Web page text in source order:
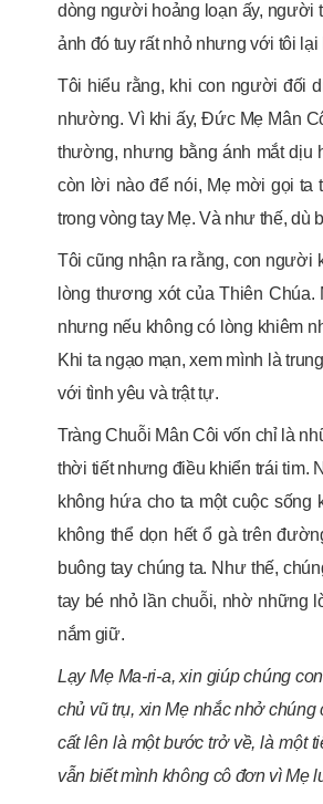
dòng người hoảng loạn ấy, người
ảnh đó tuy rất nhỏ nhưng với tôi
Tôi hiểu rằng, khi con người đối
nhường. Vì khi ấy, Đức Mẹ Mân
thường, nhưng bằng ánh mắt dịu
còn lời nào để nói, Mẹ mời gọi ta
trong vòng tay Mẹ. Và như thế, dù
Tôi cũng nhận ra rằng, con người
lòng thương xót của Thiên
nhưng nếu không có lòng khiêm
Khi ta ngạo mạn, xem mình là
với tình yêu và trật tự.
Tràng Chuỗi Mân Côi vốn chỉ là
thời tiết nhưng điều khiển trái tim.
không hứa cho ta một cuộc
không thể dọn hết ổ gà trên
buông tay chúng ta. Như thế,
tay bé nhỏ lần chuỗi, nhờ những
nắm giữ.
Lạy Mẹ Ma-ri-a, xin giúp chúng
chủ vũ trụ, xin Mẹ nhắc nhởchúng
cất lênlà một bước trở về, là một
vẫn biết mình không cô đơnvì Mẹ